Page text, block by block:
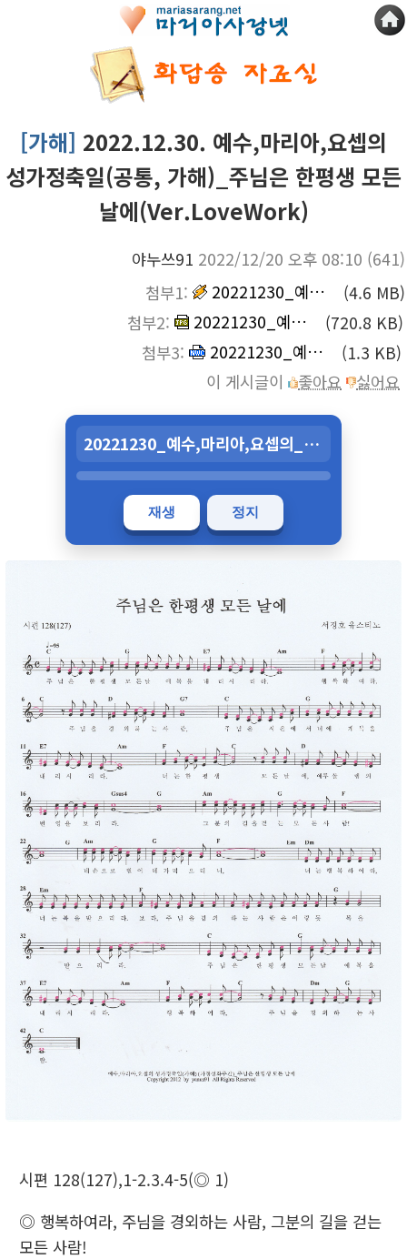
[가해] 2022.12.30. 예수,마리아,요셉의
성가정축일(공통, 가해)_주님은 한평생 모든
날에(Ver.LoveWork)
야누쓰91 2022/12/20 오후 08:10 (641)
첨부1:
20221230_예수,마리아,요셉의_성가정축일(공통,_가해)_주님은_한평.mp3
(4.6 MB)
첨부2:
20221230_예수,마리아,요셉의_성가정축일(공통,_가해)_주님은_한평.jpg
(720.8 KB)
첨부3:
20221230_예수,마리아,요셉의_성가정축일(공통,_가해)_주님은_한평.nwc
(1.3 KB)
이 게시글이
좋아요 싫어요
20221230_예수,마리아,요셉의_성가정축일(공통,_가해)_주님은_한평.mp3
재생 정지
시편 128(127),1-2.3.4-5(◎ 1)
◎ 행복하여라, 주님을 경외하는 사람, 그분의 길을 걷는
모든 사람!